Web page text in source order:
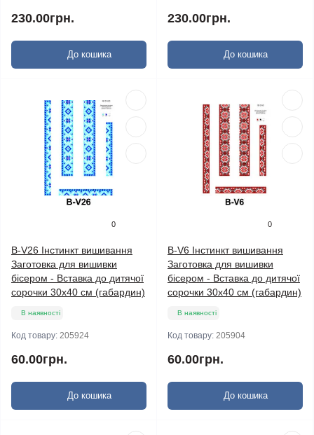
230.00грн.
До кошика
230.00грн.
До кошика
0
B-V26 Інстинкт вишивання
Заготовка для вишивки
бісером - Вставка до дитячої
сорочки 30x40 см (габардин)
В наявності
Код товару: 205924
60.00грн.
До кошика
0
B-V6 Інстинкт вишивання
Заготовка для вишивки
бісером - Вставка до дитячої
сорочки 30x40 см (габардин)
В наявності
Код товару: 205904
60.00грн.
До кошика